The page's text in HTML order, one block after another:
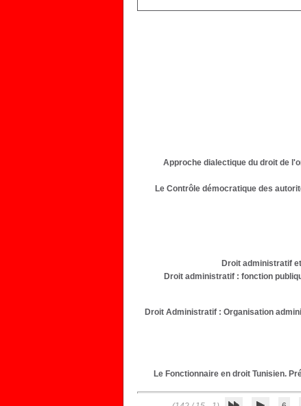
Approche dialectique du droit de
Le Contrôle démocratique des
Droit administratif
Droit administratif : fonction
Droit Administratif : Organisation
Le Fonctionnaire en droit Tunisien.